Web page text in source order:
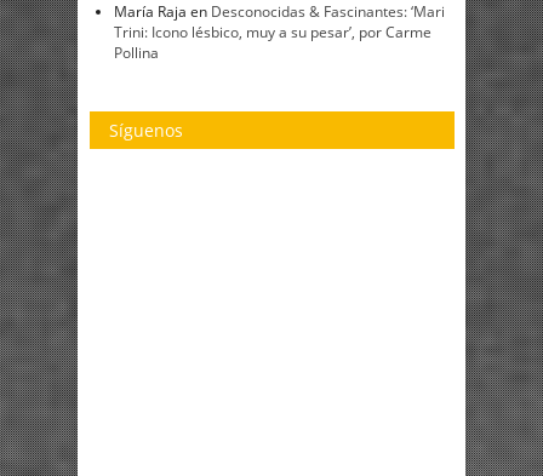
María Raja en Desconocidas & Fascinantes: ‘Mari
Trini: Icono lésbico, muy a su pesar’, por Carme
Pollina
Síguenos